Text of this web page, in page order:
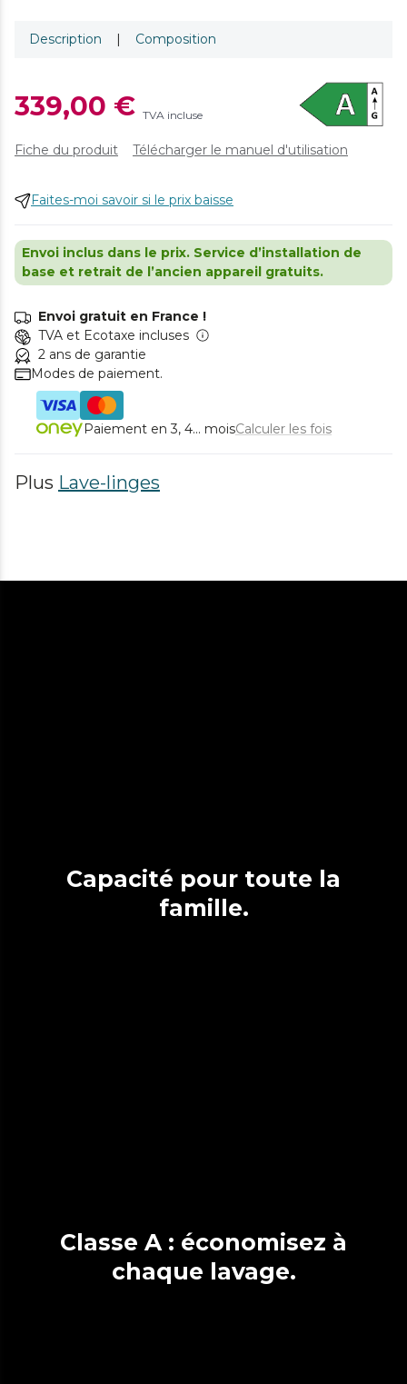
Description | Composition
339,00 € TVA incluse
Fiche du produit Télécharger le manuel d'utilisation
Faites-moi savoir si le prix baisse
Envoi inclus dans le prix. Service d’installation de
base et retrait de l’ancien appareil gratuits.
Envoi gratuit en France !
TVA et Ecotaxe incluses
2 ans de garantie
Modes de paiement.
Paiement en 3, 4... moisCalculer les fois
Plus Lave-linges
Capacité pour toute la
famille.
Classe A : économisez à
chaque lavage.